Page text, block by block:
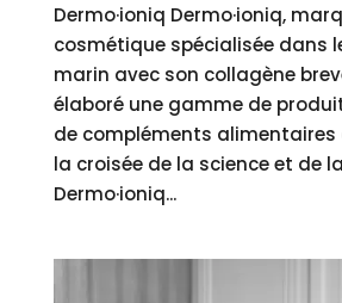
Dermo·ioniq Dermo·ioniq,
cosmétique spécialisée dans
marin avec son collagène
élaboré une gamme de
de compléments alimentaires
la croisée de la science et de
Dermo·ioniq...